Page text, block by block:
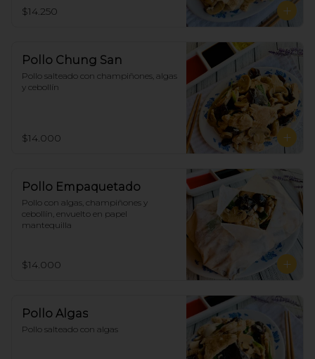
$14.250
Pollo Chung San
Pollo salteado con champiñones, algas
y cebollín
$14.000
Pollo Empaquetado
Pollo con algas, champiñones y
cebollín, envuelto en papel
mantequilla
$14.000
Pollo Algas
Pollo salteado con algas